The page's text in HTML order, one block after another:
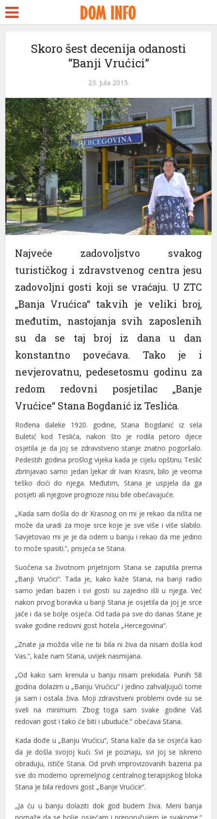
Skoro šest decenija odanosti
“Banji Vrućici”
23. Jula 2015.
Najveće zadovoljstvo svakog
turističkog i zdravstvenog centra jesu
zadovoljni gosti koji se vraćaju. U ZTC
„Banja Vrućica“ takvih je veliki broj,
međutim, nastojanja svih zaposlenih
su da se taj broj iz dana u dan
konstantno povećava. Tako je i
nevjerovatnu, pedesetosmu godinu za
redom redovni posjetilac „Banje
Vrućice“ Stana Bogdanić iz Teslića.
Rođena daleke 1920. godine, Stana Bogdanić iz sela
Buletić kod Teslića, nakon što je rodila petoro djece
osjetila je da joj se zdravstveno stanje znatno pogoršalo.
Pedestih godina prošlog vijeka kada je cijelu opštinu Teslić
zbrinjavao samo jedan ljekar dr Ivan Krasni, bilo je veoma
teško doći do njega. Međutim, Stana je uspjela da ga
posjeti ali njegove prognoze nisu bile obećavajuće.
„Kada sam došla do dr Krasnog on mi je rekao da ništa ne
može da uradi za moje srce koje je sve više i više slabilo.
Savjetovao mi je je da odem u banju i rekao da me jedino
to može spasiti.“, prisjeća se Stana.
Suočena sa životnom prijetnjom Stana se zaputila prema
„Banji Vrućici“. Tada je, kako kaže Stana, na banji radio
samo jedan bazen i svi gosti su zajedno išli u njega. Već
nakon prvog boravka u banji Stana je osjetila da joj je srce
jače i da se bolje osjeća. Od tada pa sve do danas Stane je
svake godine redovni gost hotela „Hercegovina“.
„Znate ja možda više ne bi bila ni živa da nisam došla kod
Vas.“, kaže nam Stana, uvijek nasmijana.
„Od kako sam krenula u banju nisam prekidala. Punih 58
godina dolazim u „Banju Vrućicu“ i jedino zahvaljujući tome
ja sam i ostala živa. Moji zdravstveni problemi ovde su se
sveli na minimum. Zbog toga sam svake godine Vaš
redovan gost i tako će biti i ubuduće.“ obećava Stana.
Kada dođe u „Banju Vrućicu“, Stana kaže da se osjeća kao
da je došla svojoj kući. Svi je poznaju, svi joj se iskreno
obraduju, ističe Stana. Od prvih improvizovanih bazena pa
sve do moderno opremeljnog centralnog terapijskog bloka
Stana je bila redovni gost „Banje Vrućice“.
„Ja ću u banju dolaziti dok god budem živa. Meni banja